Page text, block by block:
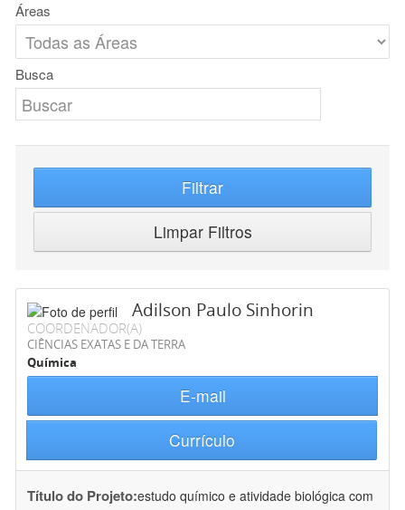
Áreas
Busca
Filtrar
Limpar Filtros
Adilson Paulo Sinhorin
COORDENADOR(A)
CIÊNCIAS EXATAS E DA TERRA
Química
E-mail
Currículo
Título do Projeto:estudo químico e atividade biológica com